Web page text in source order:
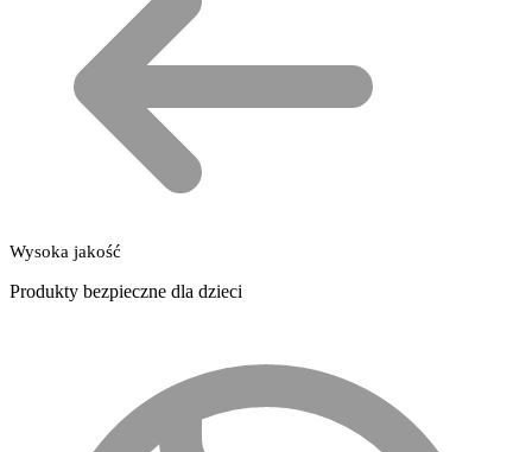
Wysoka jakość
Produkty bezpieczne dla dzieci